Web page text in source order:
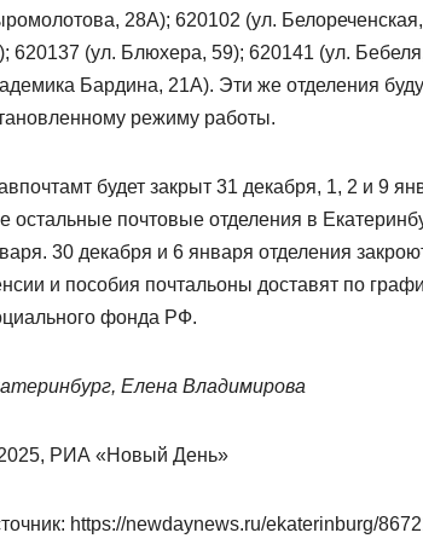
28А); 620102 (ул.
620137 (ул. Блюхера, 59); 620141 (ул.
Бардина, 21А). Эти же отделения
режиму работы.
будет закрыт 31 декабря, 1, 2 и 9
остальные почтовые отделения в
30 декабря и 6 января отделения
и пособия почтальоны доставят по
фонда РФ.
Елена Владимирова
РИА «Новый День»
https://newdaynews.ru/ekaterinburg/